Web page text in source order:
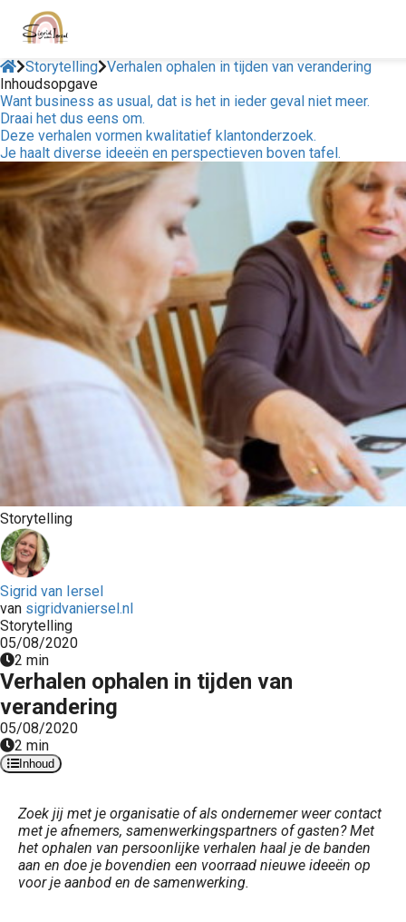
Storytelling Verhalen ophalen in tijden van verandering
Inhoudsopgave
Want business as usual, dat is het in ieder geval niet meer.
Draai het dus eens om.
Deze verhalen vormen kwalitatief klantonderzoek.
Je haalt diverse ideeën en perspectieven boven tafel.
Storytelling
Sigrid van Iersel
van sigridvaniersel.nl
Storytelling
05/08/2020
2 min
Verhalen ophalen in tijden van
verandering
05/08/2020
2 min
Inhoud
Zoek jij met je organisatie of als ondernemer weer contact
met je afnemers, samenwerkingspartners of gasten? Met
het ophalen van persoonlijke verhalen haal je de banden
aan en doe je bovendien een voorraad nieuwe ideeën op
voor je aanbod en de samenwerking.